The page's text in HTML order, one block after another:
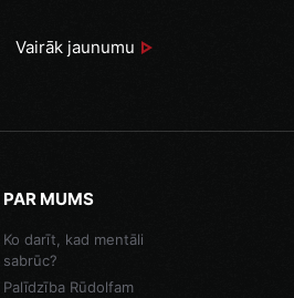
Vairāk jaunumu
PAR MUMS
Ko darīt, kad mentāli
sabrūc?
Palīdzība Rūdolfam